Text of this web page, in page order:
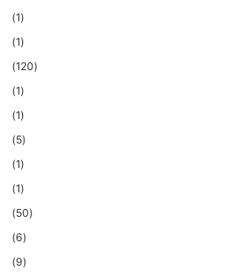
(1)
(1)
(120)
(1)
(1)
(5)
(1)
(1)
(50)
(6)
(9)